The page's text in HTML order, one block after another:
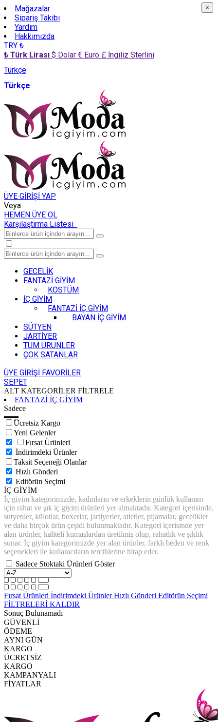
Mağazalar
Sipariş Takibi
Yardım
Hakkımızda
TRY ₺
₺ Türk Lirası $ Dolar € Euro £ İngiliz Sterlini
Türkçe
Türkçe
ÜYE GİRİŞİ YAP
Veya
HEMEN ÜYE OL
Karşılaştırma Listesi
GECELİK
FANTAZİ GİYİM
KOSTÜM
İÇ GİYİM
FANTAZİ İÇ GİYİM
BAYAN İÇ GİYİM
SÜTYEN
JARTİYER
TÜM ÜRÜNLER
ÇOK SATANLAR
ÜYE GİRİŞİ FAVORİLER
SEPET
ALT KATEGORİLER FİLTRELE
FANTAZİ İÇ GİYİM
Sadece
Ücretsiz Kargo
Yeni Gelenler
Fırsat Ürünleri
İndirimdeki Ürünler
Taksit Seçeneği Olanlar
Hızlı Gönderi
Editörün Seçimi
İÇ GİYİM
İç giyim kategorimizde, kadınların ve erkeklerin günlük kullanım
için rahat ve şık iç giyim ürünleri yer almaktadır. Kategori içerisinde,
sutyenler, külotlar, boxerlar, jartiyerler, atletler, pijamalar, gecelikler
ve daha birçok ürün çeşidi bulunmaktadır. Kategori içerisinde yer
alan ürünler, kaliteli kumaşlardan üretilmiş olup, rahatlık ve şıklık
sunar. İç giyim kategorimizde yer alan ürünler, farklı beden ve renk
seçenekleri ile kullanıcıların tercihlerine hitap eder.
Sadece Stoktaki Ürünleri Göster
Fırsat Ürünleri İndirimdeki ÜrünlerHızlı Gönderi Editörün Seçimi
FİLTRELERİ KALDIR
Sonuç Bulunamadı
GÜVENLİ
ÖDEME
AYNI GÜN
KARGO
ÜCRETSİZ
KARGO
KAMPANYALI
FİYATLAR
×
×